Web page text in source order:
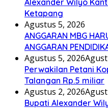
Alexander Wilyo
Ketapang
Agustus 5, 2026
ANGGARAN MBG
ANGGARAN
Agustus 5, 2026
Perwakilan Petani
Talangan Rp.5 miliar
Agustus 2, 2026
Bupati Alexander